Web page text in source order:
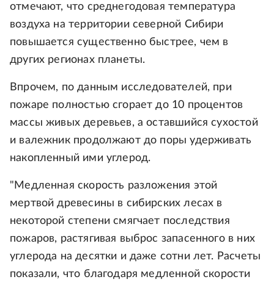
отмечают, что среднегодовая температура
воздуха на территории северной Сибири
повышается существенно быстрее, чем в
других регионах планеты.
Впрочем, по данным исследователей, при
пожаре полностью сгорает до 10 процентов
массы живых деревьев, а оставшийся сухостой
и валежник продолжают до поры удерживать
накопленный ими углерод.
"Медленная скорость разложения этой
мертвой древесины в сибирских лесах в
некоторой степени смягчает последствия
пожаров, растягивая выброс запасенного в них
углерода на десятки и даже сотни лет. Расчеты
показали, что благодаря медленной скорости